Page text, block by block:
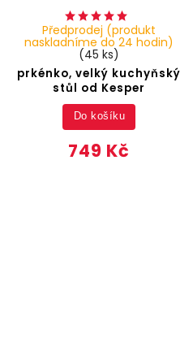
prkénko, velký kuchyňský
stůl od Kesper
Předprodej (produkt
naskladníme do 24 hodin)
(45 ks)
749 Kč
Do košíku